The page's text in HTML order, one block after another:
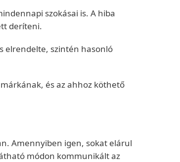
szokásai is. A hiba
deríteni.
elrendelte, szintén hasonló
és az ahhoz köthető
Amennyiben igen, sokat elárul
módon kommunikált az